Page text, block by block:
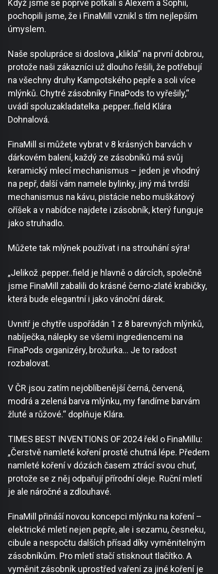
Když jsme se poprvé potkali s Alexem a Sophií,
pochopili jsme, že i FinaMill vznikl s tím nejlepším
úmyslem.
Naše spolupráce si doslova „klikla“ na první dobrou,
protože naši zákazníci už dlouho řešili, že potřebují
na všechny druhy Kampotského pepře a soli více
mlýnků. Chytré zásobníky FinaPods to vyřešily,“
uvádí spoluzakladatelka .pepper..field Klára
Dohnalová.
FinaMill si můžete vybrat v 8 krásných barvách v
dárkovém balení, každý ze zásobníků má svůj
keramický mlecí mechanismus – jeden je vhodný
na pepř, další vám namele bylinky, jiný má tvrdší
mechanismus na kávu, pistácie nebo muškátový
oříšek a v nabídce najdete i zásobník, který funguje
jako struhadlo.
Můžete tak mlýnek používat i na strouhání sýra!
„Jelikož .pepper..field je hlavně o dárcích, společně
jsme FinaMill zabalili do krásné černo-zlaté krabičky,
která bude elegantní i jako vánoční dárek.
Uvnitř je chytře uspořádán 1 z 8 barevných mlýnků,
nabíječka, nálepky se všemi ingrediencemi na
FinaPods organizéry, brožurka… Je to radost
rozbalovat.
V ČR jsou zatím nejoblíbenější černá, červená,
modrá a zelená barva mlýnku, my fandíme barvám
žluté a růžové.“ doplňuje Klára.
TIMES BEST INVENTIONS OF 2024 řekl o FinaMillu:
„Čerstvě namleté koření prostě chutná lépe. Předem
namleté koření v dózách časem ztrácí svou chuť,
protože se z něj odpařují přírodní oleje. Ruční mletí
je ale náročné a zdlouhavé.
FinaMill přináší novou koncepci mlýnku na koření –
elektrické mletí nejen pepře, ale i sezamu, česneku,
cibule a nespočtu dalších přísad díky vyměnitelným
zásobníkům. Pro mletí stačí stisknout tlačítko. A
vyměnit zásobník uprostřed vaření za jiné koření je